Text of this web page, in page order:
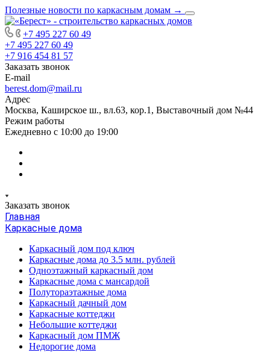
Полезные новости по каркасным домам →
+7 495 227 60 49
+7 495 227 60 49
+7 916 454 81 57
Заказать звонок
E-mail
berest.dom@mail.ru
Адрес
Москва, Каширское ш., вл.63, кор.1, Выставочный дом №44
Режим работы
Ежедневно с 10:00 до 19:00
Заказать звонок
Главная
Каркасные дома
Каркасный дом под ключ
Каркасные дома до 3.5 млн. рублей
Одноэтажный каркасный дом
Каркасные дома с мансардой
Полутораэтажные дома
Каркасный дачный дом
Каркасные коттеджи
Небольшие коттеджи
Каркасный дом ПМЖ
Недорогие дома